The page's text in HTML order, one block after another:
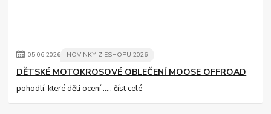
05.06.2026 NOVINKY Z ESHOPU 2026
DĚTSKÉ MOTOKROSOVÉ OBLEČENÍ MOOSE OFFROAD
pohodlí, které děti ocení .....číst celé